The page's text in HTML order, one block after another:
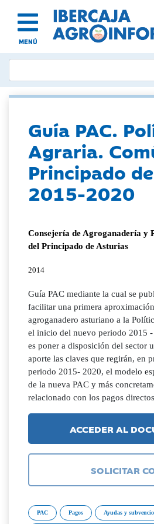
MENÚ
Guía PAC.
Agraria.
Principado
2015-2020
Consejería de Agroganadería y
del Principado de Asturias
2014
Guía PAC mediante la cual se
facilitar una primera
agroganadero asturiano a la
el inicio del nuevo periodo 2015
es poner a disposición del sector
aporte las claves que regirán, en
periodo 2015- 2020, el modelo
de la nueva PAC y más
relacionado con los pagos directos
ACCEDER AL
SOLICITAR
PAC Pagos Ayudas y